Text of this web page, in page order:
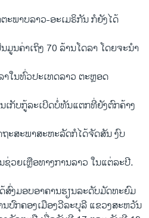
ພາບລາວ-ອະເມຣິກັນ ກໍຍັງໄດ້
ນຄ່າເຖິງ 70 ລ້ານໂດລາ ໂດຍຈະນໍາ
າໃນທົ່ວປະເທດລາວ ຕະຫຼອດ
ເກັບກູ້ລະເບີດບໍ່ທັນແຕກທີ່ຍັງຕົກຄ້າງ
ະສະພາສະຫະລັດກໍໄດ້ຈັດສັນ ງົບ
ຊ່ວຍເຫຼືອທາງການລາວ ໃນແຕ່ລະປີ.
ງມອບອາຄານຮຽນລະດັບມັດທະຍົມ
ປົກຄອງເມືອງວີລະບຸລີ ແຂວງສະຫວັນ